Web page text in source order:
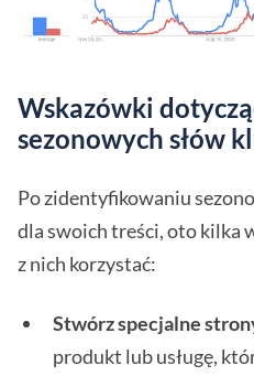
Wskazówki
sezonowych słów
Po zidentyfikowaniu
dla swoich treści, oto kilka
z nich korzystać:
Stwórz specjalne
produkt lub usługę,